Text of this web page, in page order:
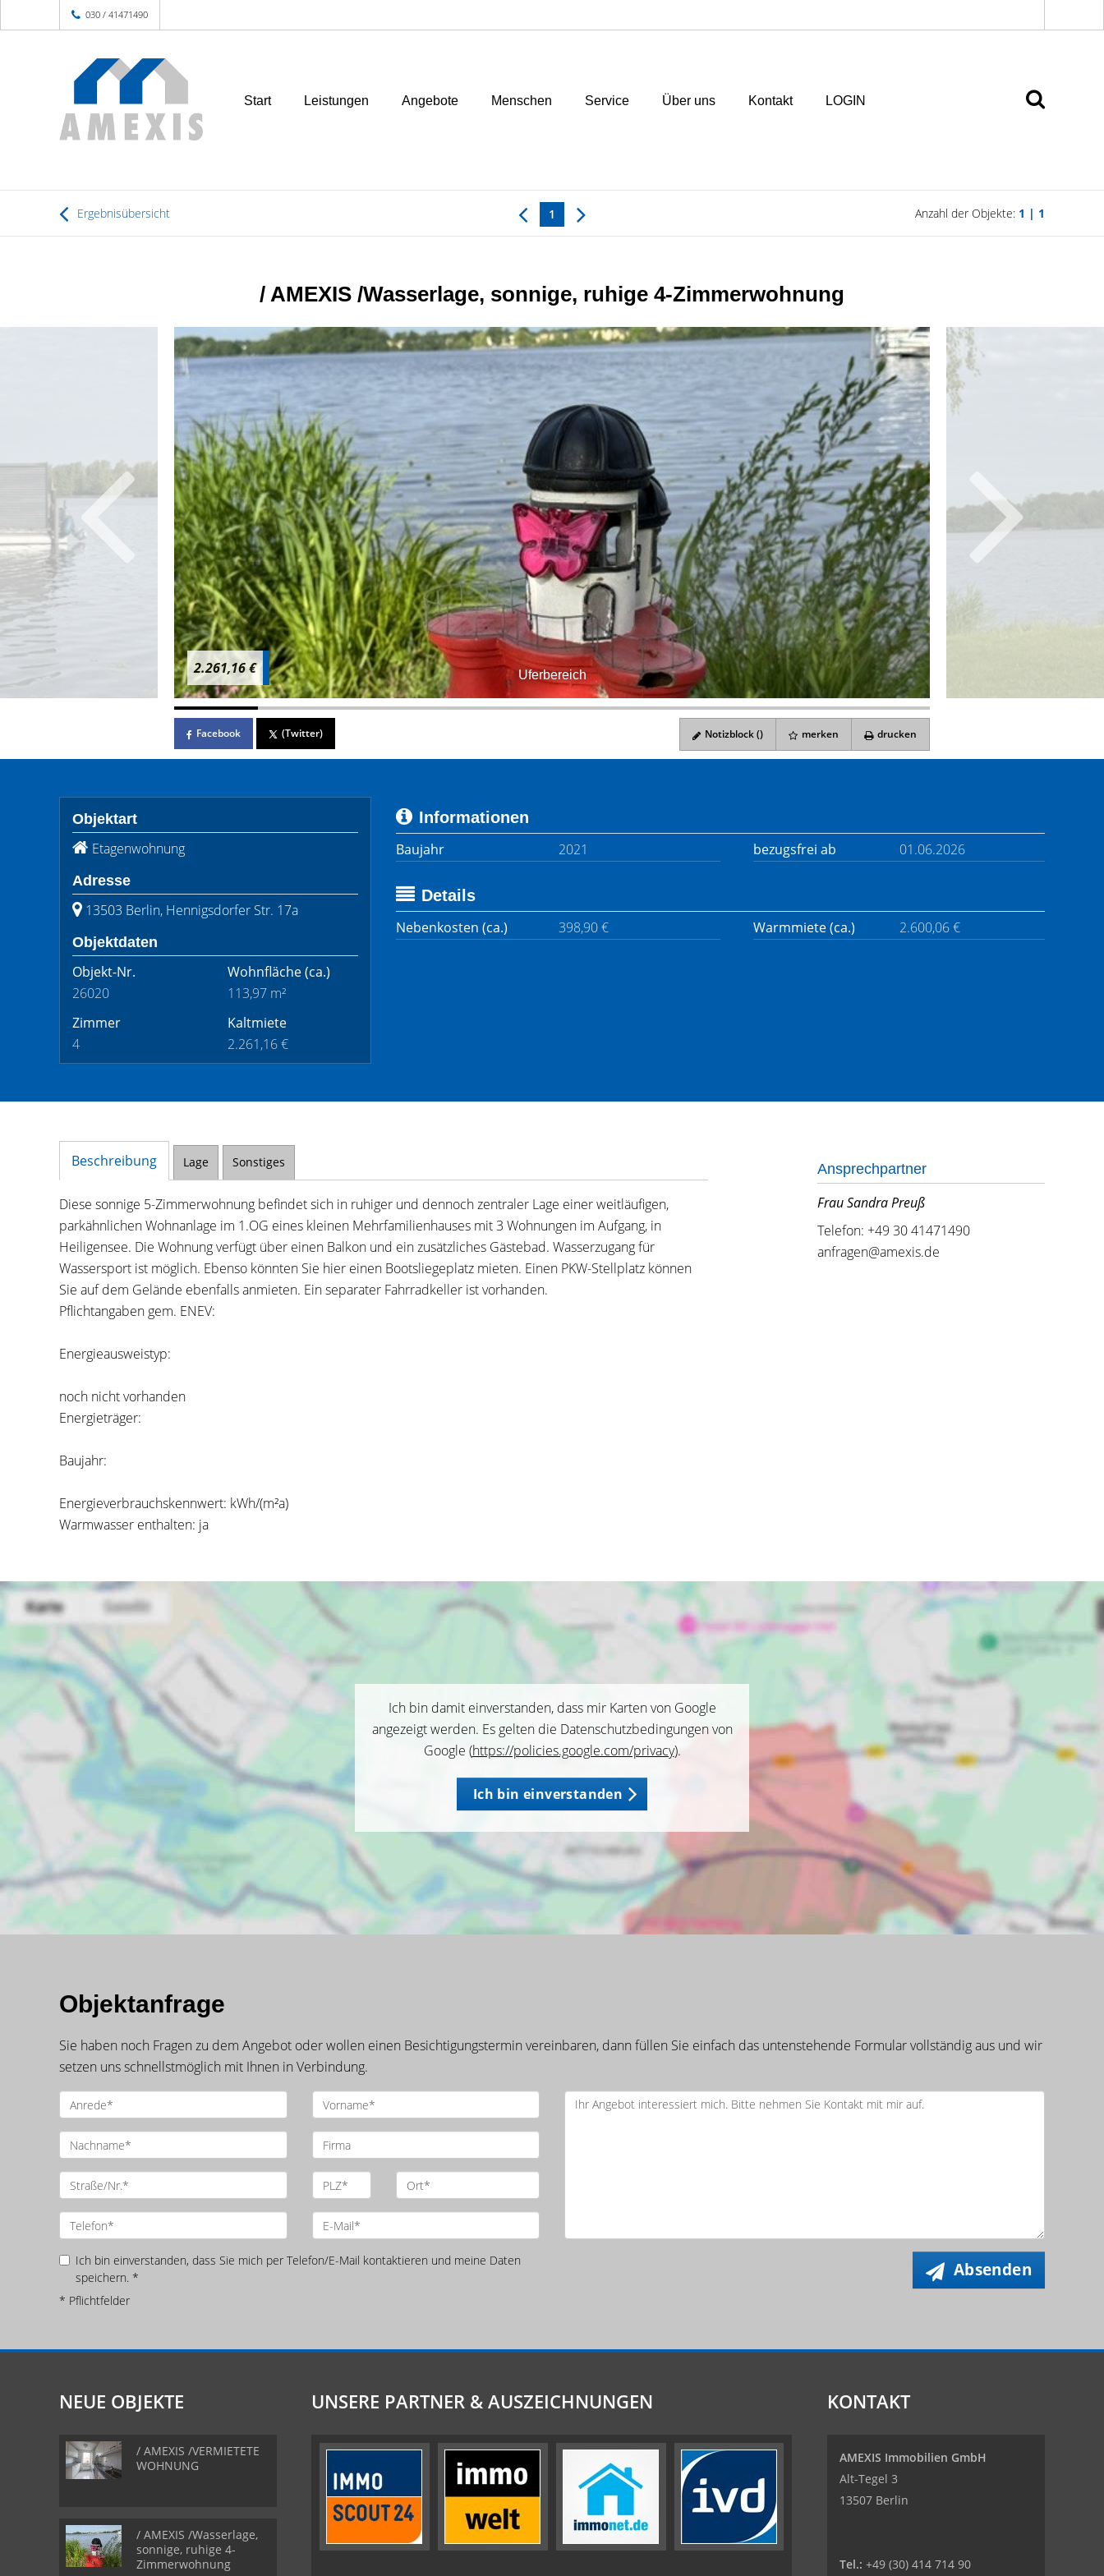
030 / 41471490
Start Leistungen Angebote Menschen Service Über uns Kontakt LOGIN
Ergebnisübersicht 1 Anzahl der Objekte: 1 | 1
/ AMEXIS /Wasserlage, sonnige, ruhige 4-Zimmerwohnung
Uferbereich
2.261,16 €
Facebook (Twitter) Notizblock () merken drucken
Objektart
Etagenwohnung
Adresse
13503 Berlin, Hennigsdorfer Str. 17a
Objektdaten
Objekt-Nr.
26020
Wohnfläche(ca.)
113,97 m²
Zimmer
4
Kaltmiete
2.261,16 €
Informationen
Baujahr
2021 bezugsfrei ab 01.06.2026
Details
Nebenkosten (ca.)
398,90 € Warmmiete (ca.) 2.600,06 €
Beschreibung Lage Sonstiges
Diese sonnige 5-Zimmerwohnung befindet sich in ruhiger und dennoch zentraler Lage einer weitläufigen,
parkähnlichen Wohnanlage im 1.OG eines kleinen Mehrfamilienhauses mit 3 Wohnungen im Aufgang, in
Heiligensee. Die Wohnung verfügt über einen Balkon und ein zusätzliches Gästebad. Wasserzugang für
Wassersport ist möglich. Ebenso könnten Sie hier einen Bootsliegeplatz mieten. Einen PKW-Stellplatz können
Sie auf dem Gelände ebenfalls anmieten. Ein separater Fahrradkeller ist vorhanden.
Pflichtangaben gem. ENEV:
Energieausweistyp:
noch nicht vorhanden
Energieträger:
Baujahr:
Energieverbrauchskennwert: kWh/(m²a)
Warmwasser enthalten: ja
Ansprechpartner
Frau Sandra Preuß
Telefon: +49 30 41471490
anfragen@amexis.de
Ich bin damit einverstanden, dass mir Karten von Google
angezeigt werden. Es gelten die Datenschutzbedingungen von
Google (https://policies.google.com/privacy).
Ich bin einverstanden
Objektanfrage
Sie haben noch Fragen zu dem Angebot oder wollen einen Besichtigungstermin vereinbaren, dann füllen Sie einfach das untenstehende Formular vollständig aus und wir
setzen uns schnellstmöglich mit Ihnen in Verbindung.
Ich bin einverstanden, dass Sie mich per Telefon/E-Mail kontaktieren und meine Daten
speichern. *
* Pflichtfelder
Absenden
NEUE OBJEKTE
/ AMEXIS /VERMIETETE
WOHNUNG
/ AMEXIS /Wasserlage,
sonnige, ruhige 4-
Zimmerwohnung
UNSERE PARTNER & AUSZEICHNUNGEN KONTAKT
AMEXIS Immobilien GmbH
Alt-Tegel 3
13507 Berlin
Tel.: +49 (30) 414 714 90